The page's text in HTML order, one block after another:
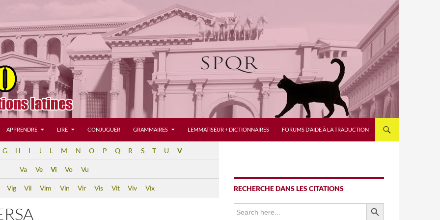
APPRENDRE LIRE CONJUGUER GRAMMAIRES LEMMATISEUR + DICTIONNAIRES FORUMS D’AIDE À LA TRADUCTION
G H I J L M N O P Q R S T U V
Va Ve Vi Vo Vu
Vig Vil Vim Vin Vir Vis Vit Viv Vix RECHERCHE DANS LES CITATIONS
Search
for:
SEARCH BUTTON